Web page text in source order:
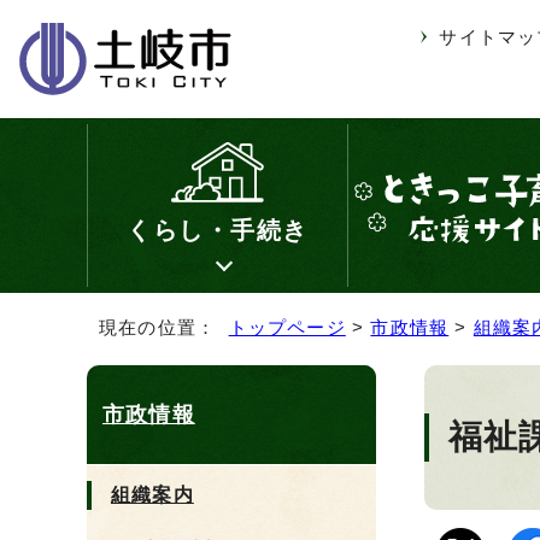
サイトマ
くらし・手続き
現在の位置： トップページ >市政情報 > 組織案
福祉
市政情報
組織案内